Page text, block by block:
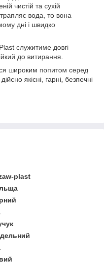
чистій та сухій
вода, то вона
дні і швидко
служитиме довгі
до витирання.
широким попитом серед
якісні, гарні, безпечні
plast